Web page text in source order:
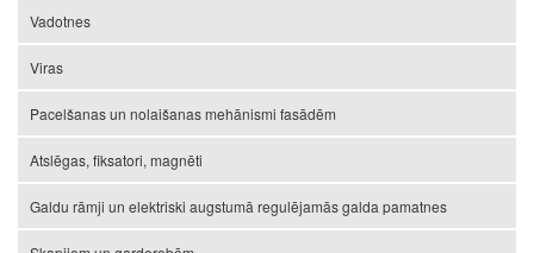
Vadotnes
Viras
Pacelšanas un nolaišanas mehānismi fasādēm
Atslēgas, fiksatori, magnēti
Galdu rāmji un elektriski augstumā regulējamās galda pamatnes